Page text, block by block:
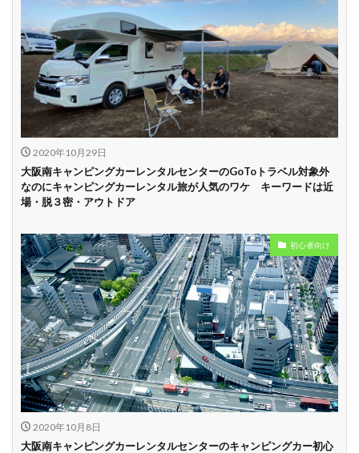
貸し出しオプショ
ン充実
新車多数あり
試乗プラン有り
キャンペーン開催
中
長期割引
学割 早割
2020年10月29日
大阪南キャンピングカーレンタルセンターのGoToトラベル対象外
なのにキャンピングカーレンタル旅が人気のワケ キーワードは近
場・脱３密・アウトドア
初心者向け
2020年10月8日
大阪南キャンピングカーレンタルセンターのキャンピングカー初心